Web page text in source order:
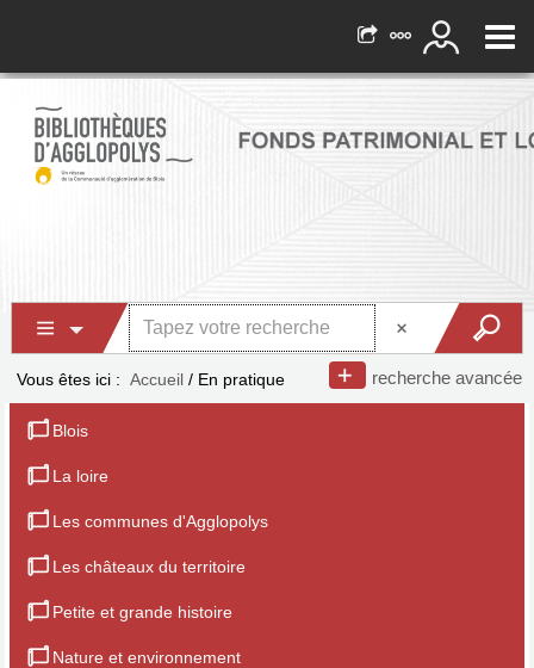
recherche avancée
Vous êtes ici : Accueil / En pratique
Blois
La loire
Les communes d'Agglopolys
Les châteaux du territoire
Petite et grande histoire
Nature et environnement